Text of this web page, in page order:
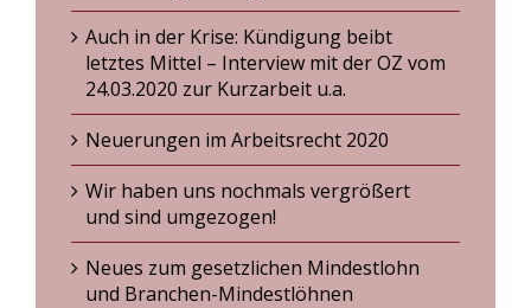
Auch in der Krise: Kündigung beibt
letztes Mittel – Interview mit der OZ vom
24.03.2020 zur Kurzarbeit u.a.
Neuerungen im Arbeitsrecht 2020
Wir haben uns nochmals vergrößert
und sind umgezogen!
Neues zum gesetzlichen Mindestlohn
und Branchen-Mindestlöhnen